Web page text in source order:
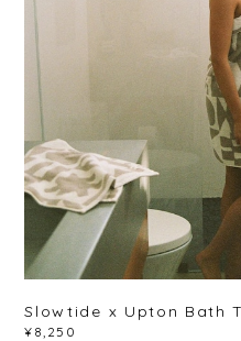
Slowtide x Upton Bath
¥8,250